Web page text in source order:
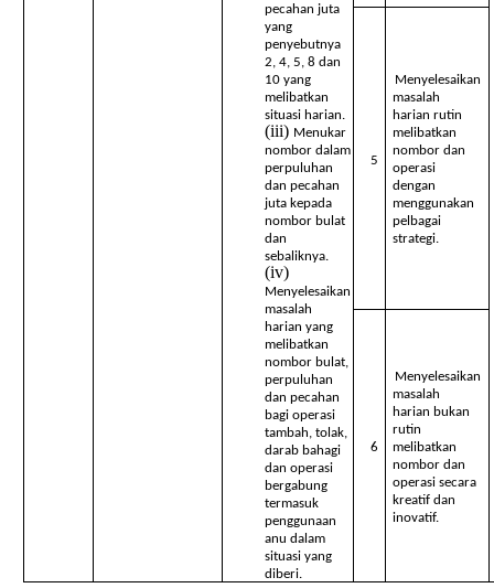
pecahan juta
yang
penyebutnya
2, 4, 5, 8 dan
10 yang
melibatkan
situasi harian.
Menukar
nombor dalam
perpuluhan
dan pecahan
juta kepada
nombor bulat
dan
sebaliknya.
Menyelesaikan
masalah
harian yang
melibatkan
nombor bulat,
perpuluhan
dan pecahan
bagi operasi
tambah, tolak,
darab bahagi
dan operasi
bergabung
termasuk
penggunaan
anu dalam
situasi yang
diberi.
5
Menyelesaikan
masalah
harian rutin
melibatkan
nombor dan
operasi
dengan
menggunakan
pelbagai
strategi.
6
Menyelesaikan
masalah
harian bukan
rutin
melibatkan
nombor dan
operasi secara
kreatif dan
inovatif.